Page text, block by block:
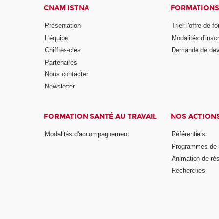
CNAM ISTNA
Présentation
L'équipe
Chiffres-clés
Partenaires
Nous contacter
Newsletter
Trier l'offre de
Modalités
Demande de
FORMATION SANTÉ AU TRAVAIL
Modalités d'accompagnement
NOS
Référentiels
Programmes de
Animation de
Recherches